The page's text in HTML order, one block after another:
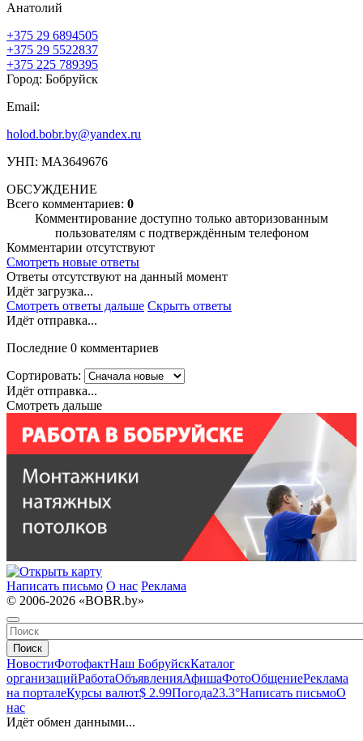
Анатолий
+375 29 6894505
+375 29 5522837
+375 225 789395
Город: Бобруйск
Email:
holod.bobr.by@yandex.ru
УНП: МА3649676
ОБСУЖДЕНИЕ
Всего комментариев: 0
Комментирование доступно только авторизованным
пользователям с подтверждённым телефоном
Комментарии отсутствуют
Смотреть новые ответы
Ответы отсутствуют на данный момент
Идёт загрузка...
Смотреть ответы дальше Скрыть ответы
Идёт отправка...
Последние 0 комментариев
Сортировать:
Идёт отправка...
Смотреть дальше
Написать письмо О нас Реклама
© 2006-2026 «BOBR.by»
Поиск
НовостиФотофактНаш БобруйскКаталог
организацийРаботаОбъявленияАфишаФотоОбщениеРеклама
на порталеКурсы валют$ 2.99Погода23.3°Написать письмоО
нас
Идёт обмен данными...